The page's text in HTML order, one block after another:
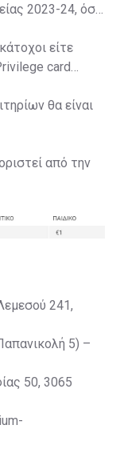
2023-24, όσο
είτε
card
θα είναι
από την
241,
5) –
50, 3065